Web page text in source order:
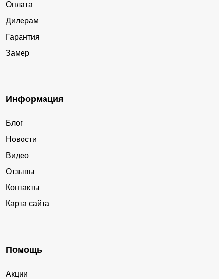
Оплата
Дилерам
Гарантия
Замер
Информация
Блог
Новости
Видео
Отзывы
Контакты
Карта сайта
Помощь
Акции